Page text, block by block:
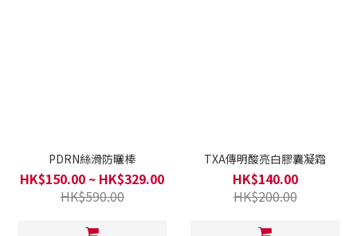
PDRN絲滑防曬棒
HK$150.00 ~ HK$329.00
HK$590.00
TXA傳明酸亮白膠囊凝霜
HK$140.00
HK$200.00